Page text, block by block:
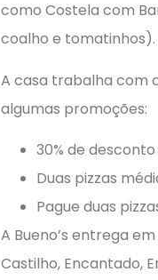
como Costela com
coalho e tomatinhos).
A casa trabalha com
algumas promoções:
30% de
Duas pizzas
Pague duas
A Bueno’s entrega
Castilho, Encantado,